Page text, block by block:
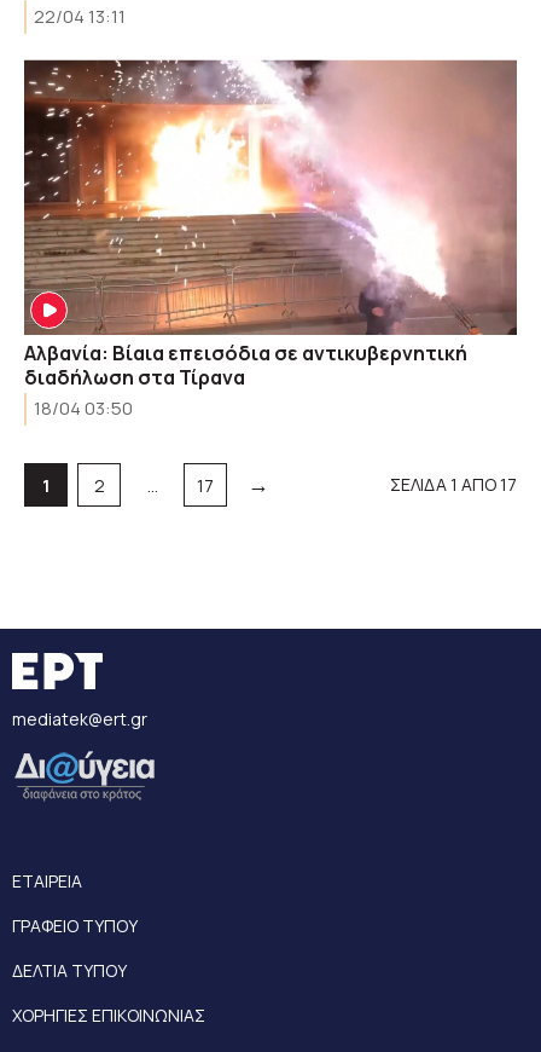
22/04 13:11
Aλβανία: Βίαια επεισόδια σε αντικυβερνητική
διαδήλωση στα Τίρανα
18/04 03:50
Σελίδα
1 Σελίδα
2 … Σελίδα
17 → ΣΕΛΙΔΑ 1 ΑΠΟ 17
mediatek@ert.gr
ΕΤΑΙΡΕΙΑ
ΓΡΑΦΕΙΟ ΤΥΠΟΥ
ΔΕΛΤΙΑ ΤΥΠΟΥ
ΧΟΡΗΓΙΕΣ ΕΠΙΚΟΙΝΩΝΙΑΣ